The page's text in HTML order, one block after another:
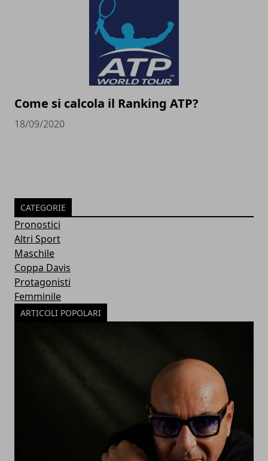
Come si calcola il Ranking ATP?
18/09/2020
CATEGORIE
Pronostici
Altri Sport
Maschile
Coppa Davis
Protagonisti
Femminile
ARTICOLI POPOLARI